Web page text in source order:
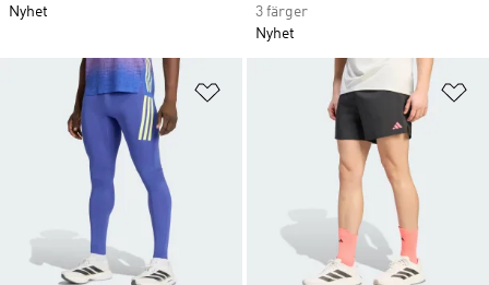
Nyhet
3 färger
Nyhet
Lägg till på önskelistan